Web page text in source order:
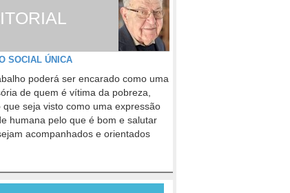
SOCIAL ÚNICA
poderá ser encarado como uma
de quem é vítima da pobreza,
que seja visto como uma expressão
humana pelo que é bom e salutar
acompanhados e orientados